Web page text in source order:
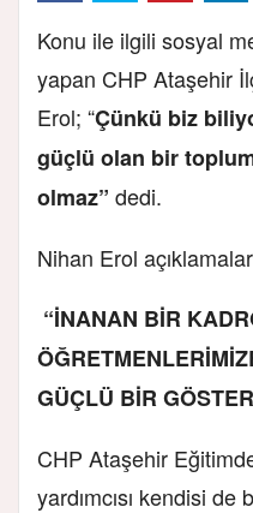
Konu ile ilgili sosyal
yapan CHP Ataşehir
Erol; “Çünkü biz
güçlü olan bir
olmaz” dedi.
Nihan Erol
“İNANAN BİR
GÜÇLÜ BİR
CHP Ataşehir
yardımcısı kendisi